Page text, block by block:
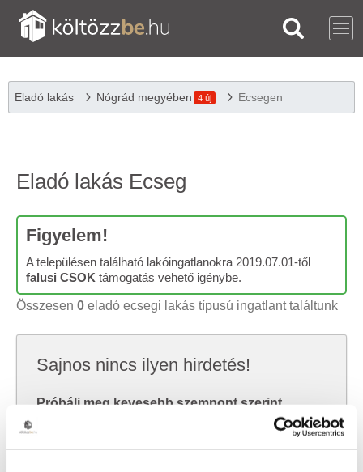
Eladó lakás Nógrád megyében 4 új Ecsegen
Eladó lakás Ecseg
Figyelem!
A településen található lakóingatlanokra 2019.07.01-től
falusi CSOK támogatás vehető igénybe.
Összesen 0 eladó ecsegi lakás típusú ingatlant találtunk
Sajnos nincs ilyen hirdetés!
Próbálj meg kevesebb szempont szerint
keresni, hátha akkor megtalálod, amit keresel.